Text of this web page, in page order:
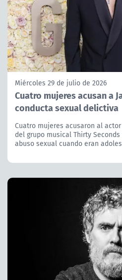
Miércoles 29 de julio de 2026
Cuatro mujeres acusan a
conducta sexual delictiva
Cuatro mujeres acusaron al
del grupo musical Thirty Seconds
abuso sexual cuando eran